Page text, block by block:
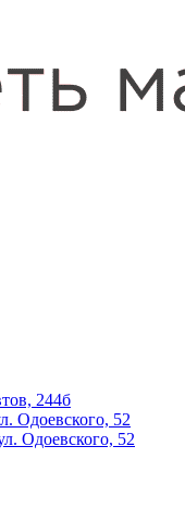
244б
Одоевского, 52
Одоевского, 52